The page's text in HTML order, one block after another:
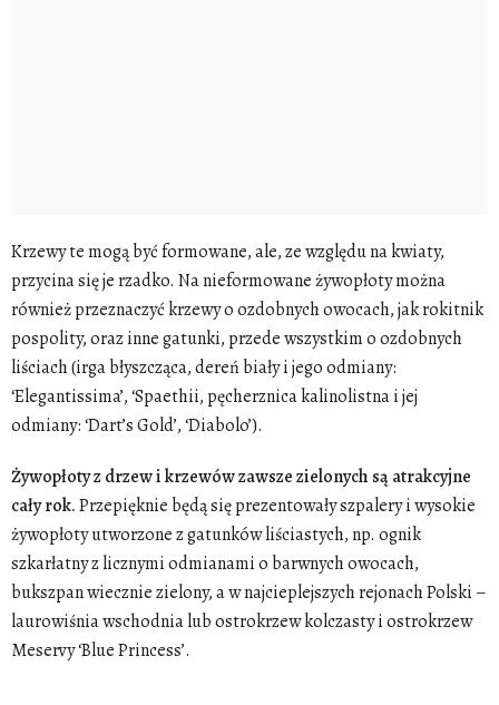
Krzewy te mogą być formowane, ale, ze względu na kwiaty,
przycina się je rzadko. Na nieformowane żywopłoty można
również przeznaczyć krzewy o ozdobnych owocach, jak rokitnik
pospolity, oraz inne gatunki, przede wszystkim o ozdobnych
liściach (irga błyszcząca, dereń biały i jego odmiany:
‘Elegantissima’, ‘Spaethii, pęcherznica kalinolistna i jej
odmiany: ‘Dart’s Gold’, ‘Diabolo’).
Żywopłoty z drzew i krzewów zawsze zielonych są atrakcyjne
cały rok.Przepięknie będą się prezentowały szpalery i wysokie
żywopłoty utworzone z gatunków liściastych, np. ognik
szkarłatny z licznymi odmianami o barwnych owocach,
bukszpan wiecznie zielony, a w najcieplejszych rejonach Polski –
laurowiśnia wschodnia lub ostrokrzew kolczasty i ostrokrzew
Meservy ‘Blue Princess’.